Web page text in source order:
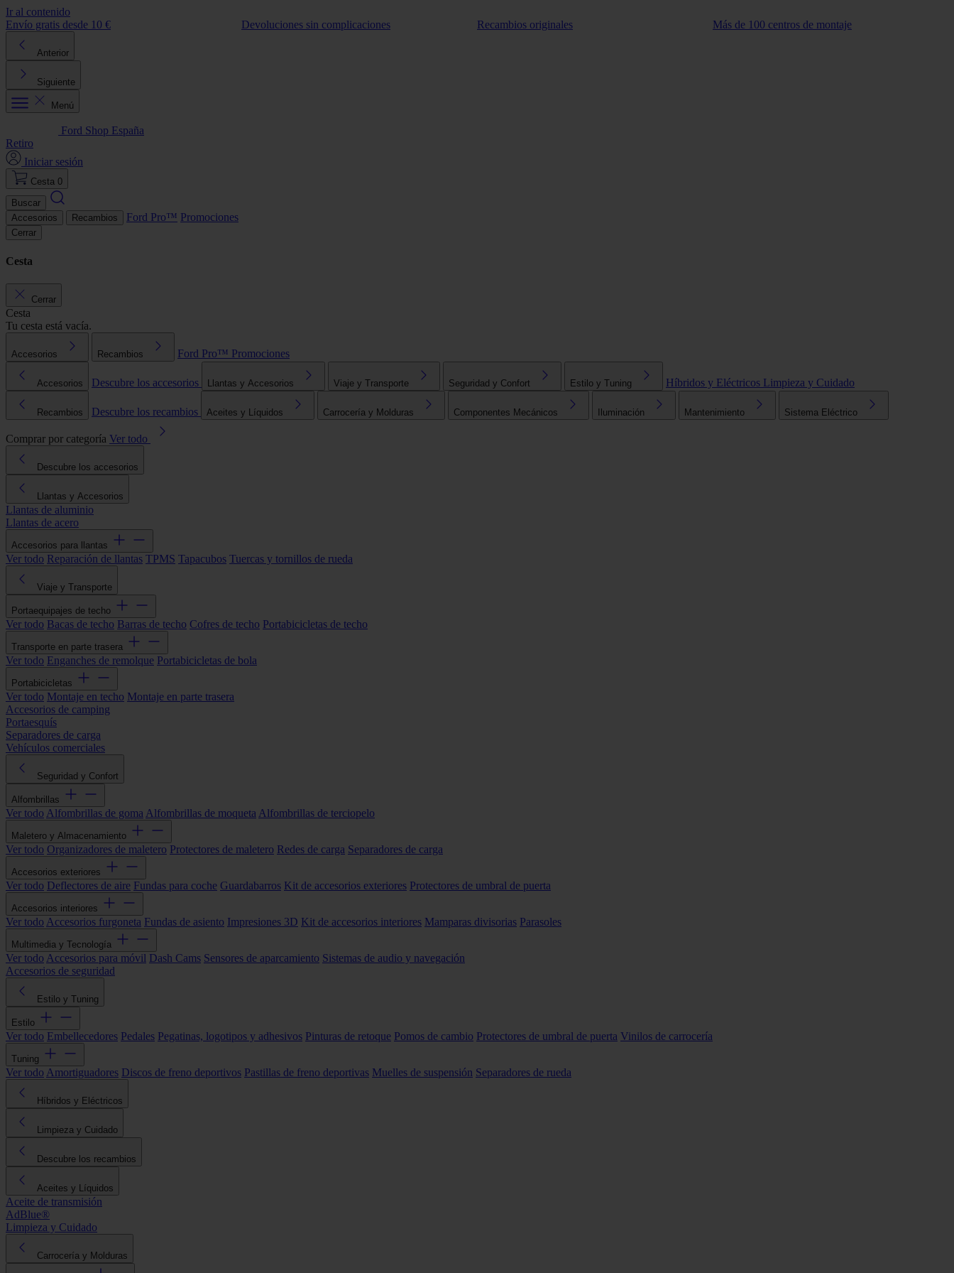
Ir al contenido
Envío gratis desde 10 €
Devoluciones sin complicaciones Recambios originales Más de 100 centros de montaje
Anterior
Siguiente
Menú
Ford Shop España
Retiro
Iniciar sesión
Cesta 0
Buscar
Accesorios
Recambios Ford Pro™ Promociones
Cerrar
Cesta
Cerrar
Cesta
Tu cesta está vacía.
Accesorios Recambios Ford Pro™ Promociones
Accesorios Descubre los accesorios Llantas y Accesorios Viaje y Transporte Seguridad y Confort Estilo y Tuning Híbridos y Eléctricos Limpieza y Cuidado
Recambios Descubre los recambios Aceites y Líquidos Carrocería y Molduras Componentes Mecánicos Iluminación Mantenimiento Sistema Eléctrico
Comprar por categoría Ver todo
Descubre los accesorios
Llantas y Accesorios
Llantas de aluminio
Llantas de acero
Accesorios para llantas
Ver todo Reparación de llantas TPMS Tapacubos Tuercas y tornillos de rueda
Viaje y Transporte
Portaequipajes de techo
Ver todo Bacas de techo Barras de techo Cofres de techo Portabicicletas de techo
Transporte en parte trasera
Ver todo Enganches de remolque Portabicicletas de bola
Portabicicletas
Ver todo Montaje en techo Montaje en parte trasera
Accesorios de camping
Portaesquís
Separadores de carga
Vehículos comerciales
Seguridad y Confort
Alfombrillas
Ver todo Alfombrillas de goma Alfombrillas de moqueta Alfombrillas de terciopelo
Maletero y Almacenamiento
Ver todo Organizadores de maletero Protectores de maletero Redes de carga Separadores de carga
Accesorios exteriores
Ver todo Deflectores de aire Fundas para coche Guardabarros Kit de accesorios exteriores Protectores de umbral de puerta
Accesorios interiores
Ver todo Accesorios furgoneta Fundas de asiento Impresiones 3D Kit de accesorios interiores Mamparas divisorias Parasoles
Multimedia y Tecnología
Ver todo Accesorios para móvil Dash Cams Sensores de aparcamiento Sistemas de audio y navegación
Accesorios de seguridad
Estilo y Tuning
Estilo
Ver todo Embellecedores Pedales Pegatinas, logotipos y adhesivos Pinturas de retoque Pomos de cambio Protectores de umbral de puerta Vinilos de carrocería
Tuning
Ver todo Amortiguadores Discos de freno deportivos Pastillas de freno deportivas Muelles de suspensión Separadores de rueda
Híbridos y Eléctricos
Limpieza y Cuidado
Descubre los recambios
Aceites y Líquidos
Aceite de transmisión
AdBlue®
Limpieza y Cuidado
Carrocería y Molduras